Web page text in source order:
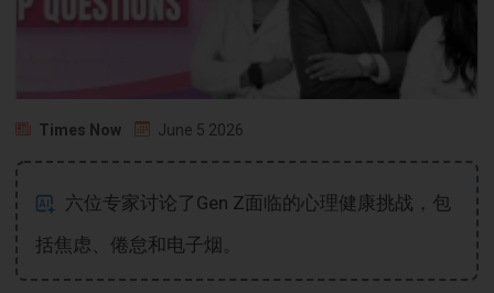
Times Now June 5 2026
六位专家讨论了Gen Z面临的心理健康挑战，包
括焦虑、倦怠和电子烟。